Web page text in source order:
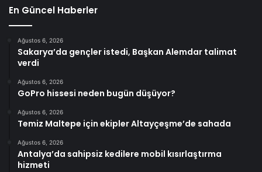
En Güncel Haberler
Ağustos 6, 2026
Sakarya’da gençler istedi, Başkan Alemdar talimat
verdi
Ağustos 6, 2026
GoPro hissesi neden bugün düşüyor?
Ağustos 6, 2026
Temiz Maltepe için ekipler Altayçeşme’de sahada
Ağustos 6, 2026
Antalya’da sahipsiz kedilere mobil kısırlaştırma
hizmeti